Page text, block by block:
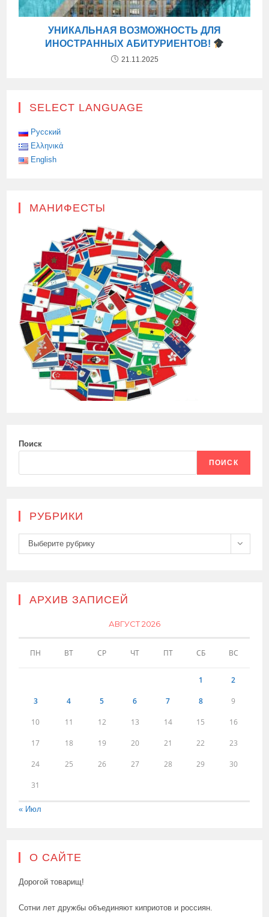
УНИКАЛЬНАЯ ВОЗМОЖНОСТЬ ДЛЯ
ИНОСТРАННЫХ АБИТУРИЕНТОВ!
21.11.2025
SELECT LANGUAGE
Русский
Ελληνικά
English
МАНИФЕСТЫ
Поиск
ПОИСК
РУБРИКИ
Рубрики
Выберите рубрику
АРХИВ ЗАПИСЕЙ
АВГУСТ 2026
ПН ВТ СР ЧТ ПТ СБ ВС
1 2
3 4 5 6 7 8 9
10 11 12 13 14 15 16
17 18 19 20 21 22 23
24 25 26 27 28 29 30
31
« Июл
О САЙТЕ
Дорогой товарищ!
Сотни лет дружбы объединяют киприотов и россиян.